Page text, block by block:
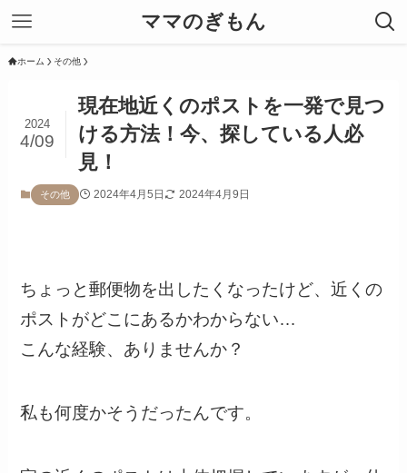
ママのぎもん
ホーム その他
現在地近くのポストを一発で見つ
ける方法！今、探している人必
見！
2024
4/09
その他 2024年4月5日 2024年4月9日
ちょっと郵便物を出したくなったけど、近くの
ポストがどこにあるかわからない…
こんな経験、ありませんか？
私も何度かそうだったんです。